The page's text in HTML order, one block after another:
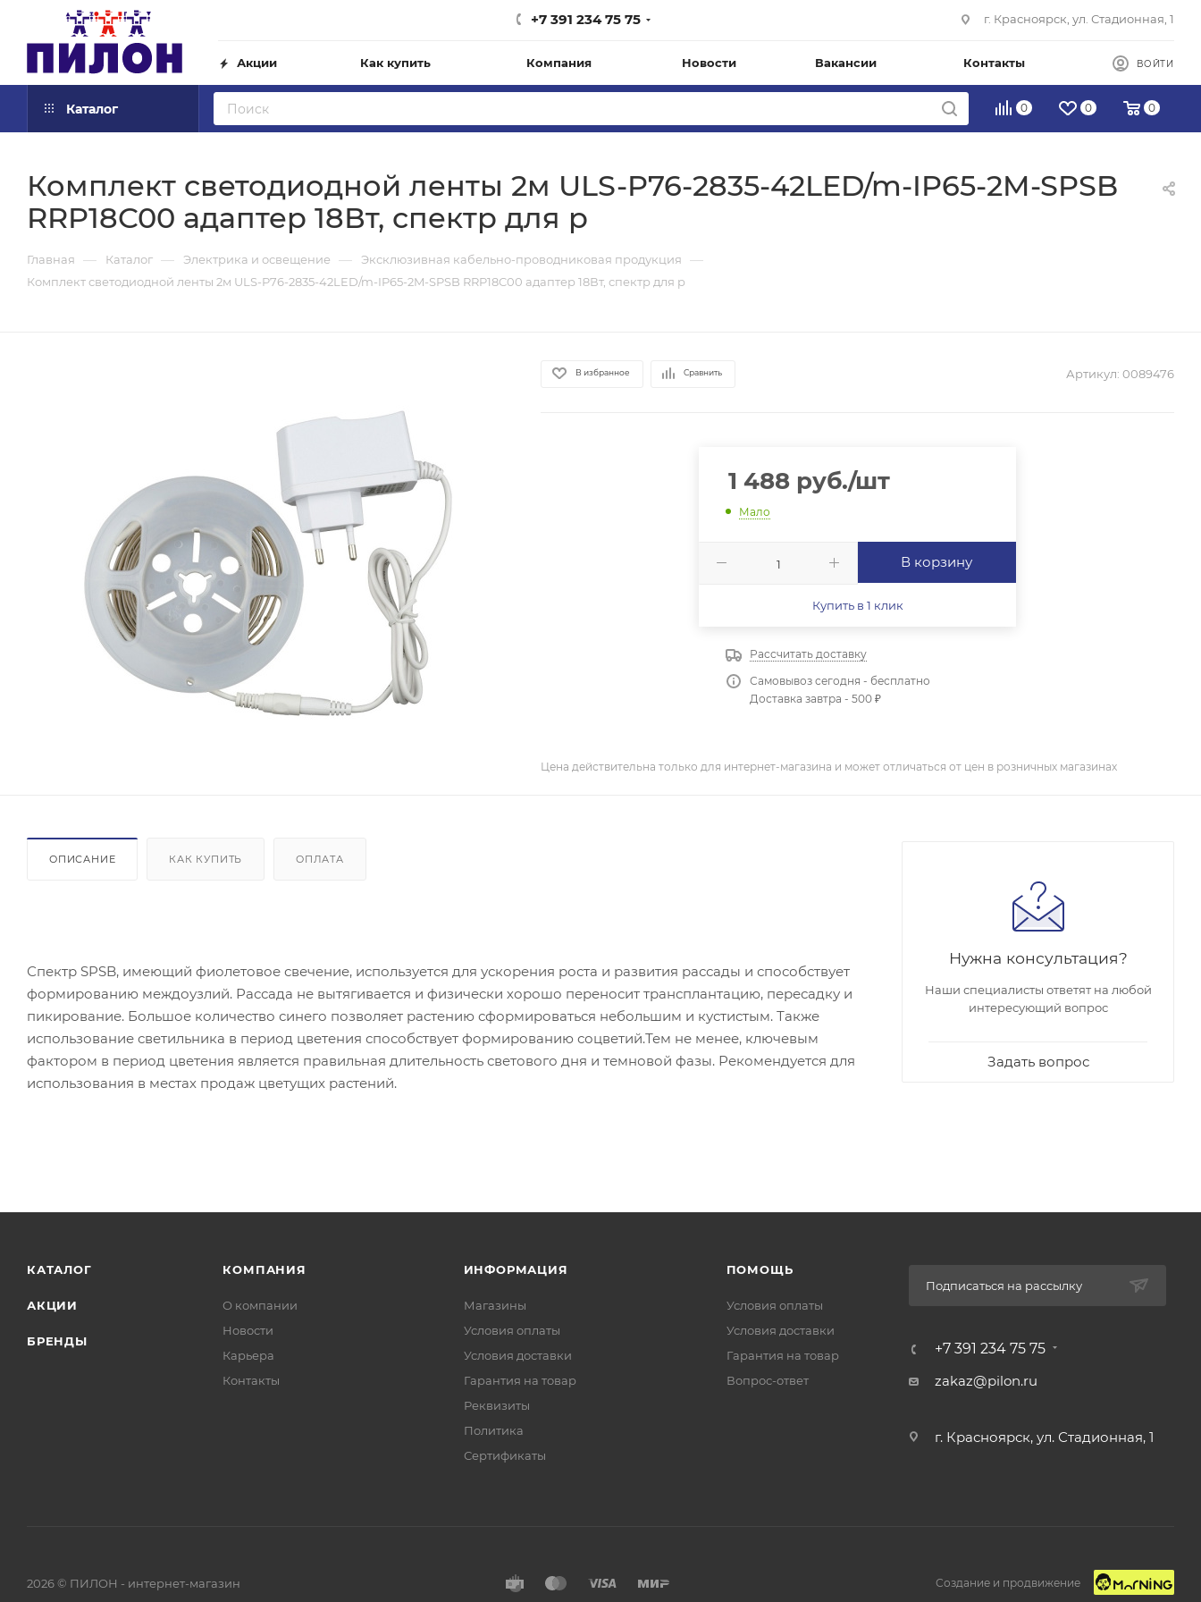
+7 391 234 75 75 г. Красноярск, ул. Стадионная, 1
Акции Как купить Компания Новости Вакансии Контакты ВОЙТИ
Каталог 0 0 0
Комплект светодиодной ленты 2м ULS-P76-2835-42LED/m-IP65-2M-SPSB
RRP18C00 адаптер 18Вт, спектр для р
Главная — Каталог — Электрика и освещение — Эксклюзивная кабельно-проводниковая продукция —
Комплект светодиодной ленты 2м ULS-P76-2835-42LED/m-IP65-2M-SPSB RRP18C00 адаптер 18Вт, спектр для р
В избранное Сравнить Артикул: 0089476
1 488 руб./шт
Мало
В корзину
Купить в 1 клик
Рассчитать доставку
Самовывоз сегодня - бесплатно
Доставка завтра - 500 ₽
Цена действительна только для интернет-магазина и может отличаться от цен в розничных магазинах
ОПИСАНИЕ КАК КУПИТЬ ОПЛАТА
Спектр SPSB, имеющий фиолетовое свечение, используется для ускорения роста и развития рассады и способствует
формированию междоузлий. Рассада не вытягивается и физически хорошо переносит трансплантацию, пересадку и
пикирование. Большое количество синего позволяет растению сформироваться небольшим и кустистым. Также
использование светильника в период цветения способствует формированию соцветий.Тем не менее, ключевым
фактором в период цветения является правильная длительность светового дня и темновой фазы. Рекомендуется для
использования в местах продаж цветущих растений.
Нужна консультация?
Наши специалисты ответят на любой
интересующий вопрос
Задать вопрос
КАТАЛОГ
АКЦИИ
БРЕНДЫ
КОМПАНИЯ
О компании
Новости
Карьера
Контакты
ИНФОРМАЦИЯ
Магазины
Условия оплаты
Условия доставки
Гарантия на товар
Реквизиты
Политика
Сертификаты
ПОМОЩЬ
Условия оплаты
Условия доставки
Гарантия на товар
Вопрос-ответ
Подписаться на рассылку
+7 391 234 75 75
zakaz@pilon.ru
г. Красноярск, ул. Стадионная, 1
2026 © ПИЛОН - интернет-магазин Создание и продвижение